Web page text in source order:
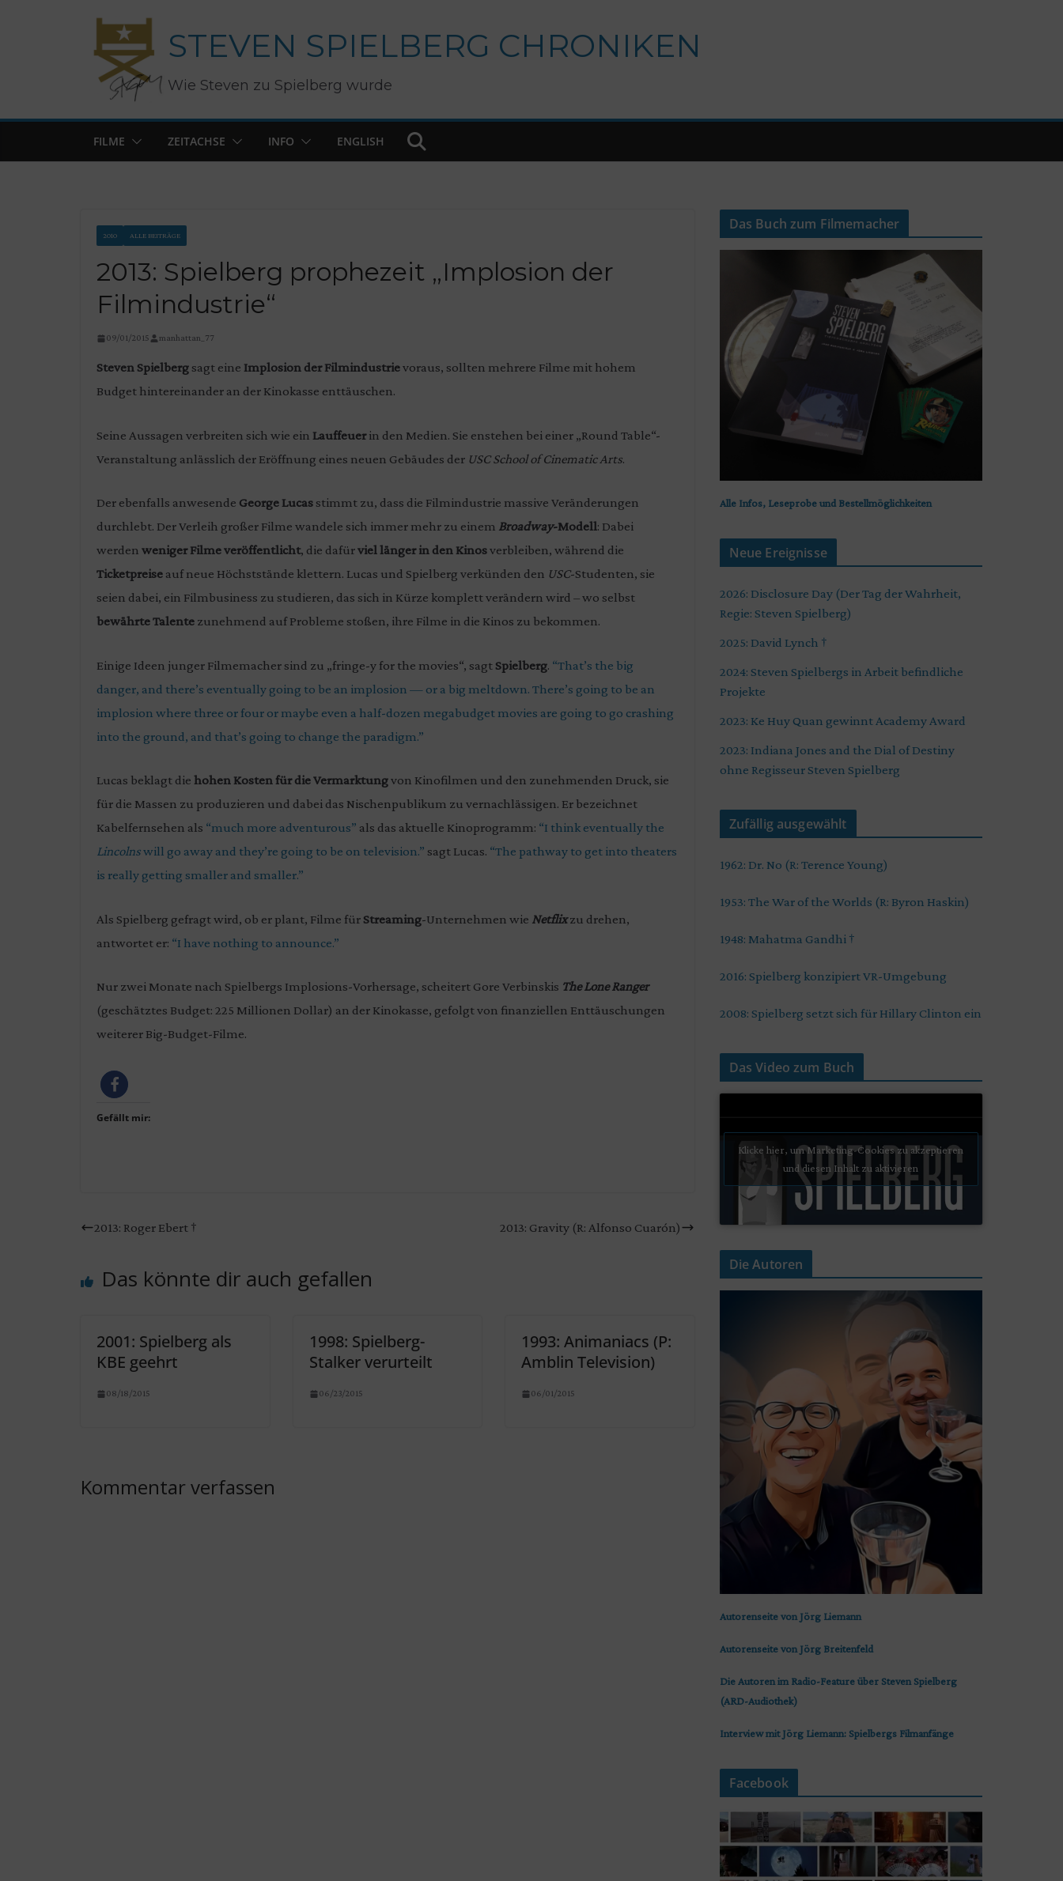
STEVEN SPIELBERG CHRONIKEN
Wie Steven zu Spielberg wurde
FILME ZEITACHSE INFO ENGLISH
2010 ALLE BEITRÄGE
2013: Spielberg prophezeit „Implosion der
Filmindustrie“
09/01/2015 manhattan_77
Steven Spielberg sagt eine Implosion der Filmindustrievoraus, sollten mehrere Filme mit hohem
Budget hintereinander an der Kinokasse enttäuschen.
Seine Aussagen verbreiten sich wie ein Lauffeuerin den Medien. Sie enstehen bei einer „Round Table“-
Veranstaltung anlässlich der Eröffnung eines neuen Gebäudes der USC School of Cinematic Arts.
Der ebenfalls anwesende George Lucas stimmt zu, dass die Filmindustrie massive Veränderungen
durchlebt. Der Verleih großer Filme wandele sich immer mehr zu einem Broadway-Modell: Dabei
werden weniger Filme veröffentlicht, die dafürviel länger in den Kinosverbleiben, während die
Ticketpreise auf neue Höchststände klettern. Lucas und Spielberg verkünden den USC-Studenten, sie
seien dabei, ein Filmbusiness zu studieren, das sich in Kürze komplett verändern wird – wo selbst
bewährte Talente zunehmend auf Probleme stoßen, ihre Filme in die Kinos zu bekommen.
Einige Ideen junger Filmemacher sind zu „fringe-y for the movies“, ​​sagt Spielberg. “That’s the big
danger, and there’s eventually going to be an implosion — or a big meltdown. There’s going to be an
implosion where three or four or maybe even a half-dozen megabudget movies are going to go crashing
into the ground, and that’s going to change the paradigm.”
Lucas beklagt die hohen Kosten für die Vermarktungvon Kinofilmen und den zunehmenden Druck, sie
für die Massen zu produzieren und dabei das Nischenpublikum zu vernachlässigen. Er bezeichnet
Kabelfernsehen als “much more adventurous” als das aktuelle Kinoprogramm: “I think eventually the
Lincolnswill go away and they’re going to be on television.” sagt Lucas. “The pathway to get into theaters
is really getting smaller and smaller.”
Als Spielberg gefragt wird, ob er plant, Filme für Streaming-Unternehmen wie Netflix zu drehen,
antwortet er: “I have nothing to announce.”
Nur zwei Monate nach Spielbergs Implosions-Vorhersage, scheitert Gore Verbinskis The Lone Ranger
(geschätztes Budget: 225 Millionen Dollar) an der Kinokasse, gefolgt von finanziellen Enttäuschungen
weiterer Big-Budget-Filme.
Gefällt mir:
2013: Roger Ebert † 2013: Gravity (R: Alfonso Cuarón)
Das könnte dir auch gefallen
2001: Spielberg als
KBE geehrt
08/18/2015
1998: Spielberg-
Stalker verurteilt
06/23/2015
1993: Animaniacs (P:
Amblin Television)
06/01/2015
Kommentar verfassen
Das Buch zum Filmemacher
Alle Infos, Leseprobe und Bestellmöglichkeiten
Neue Ereignisse
2026: Disclosure Day (Der Tag der Wahrheit,
Regie: Steven Spielberg)
2025: David Lynch †
2024: Steven Spielbergs in Arbeit befindliche
Projekte
2023: Ke Huy Quan gewinnt Academy Award
2023: Indiana Jones and the Dial of Destiny
ohne Regisseur Steven Spielberg
Zufällig ausgewählt
1962: Dr. No (R: Terence Young)
1953: The War of the Worlds (R: Byron Haskin)
1948: Mahatma Gandhi †
2016: Spielberg konzipiert VR-Umgebung
2008: Spielberg setzt sich für Hillary Clinton ein
Das Video zum Buch
Klicke hier, um Marketing-Cookies zu akzeptieren
und diesen Inhalt zu aktivieren
Die Autoren
Autorenseite von Jörg Liemann
Autorenseite von Jörg Breitenfeld
Die Autoren im Radio-Feature über Steven Spielberg
(ARD-Audiothek)
Interview mit Jörg Liemann: Spielbergs Filmanfänge
Facebook